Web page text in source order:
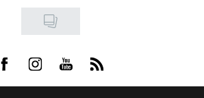
Visit us on Facebook
Visit us on Instagram
Visit us on Youtube
Visit us on Rss